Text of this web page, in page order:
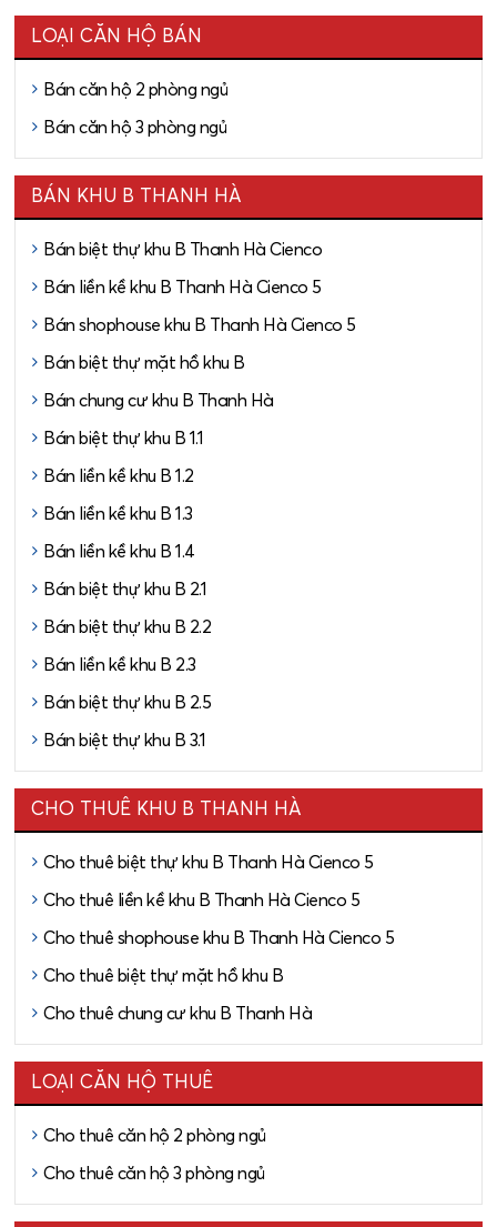
LOẠI CĂN HỘ BÁN
Bán căn hộ 2 phòng ngủ
Bán căn hộ 3 phòng ngủ
BÁN KHU B THANH HÀ
Bán biệt thự khu B Thanh Hà Cienco
Bán liền kề khu B Thanh Hà Cienco 5
Bán shophouse khu B Thanh Hà Cienco 5
Bán biệt thự mặt hồ khu B
Bán chung cư khu B Thanh Hà
Bán biệt thự khu B 1.1
Bán liền kề khu B 1.2
Bán liền kề khu B 1.3
Bán liền kề khu B 1.4
Bán biệt thự khu B 2.1
Bán biệt thự khu B 2.2
Bán liền kề khu B 2.3
Bán biệt thự khu B 2.5
Bán biệt thự khu B 3.1
CHO THUÊ KHU B THANH HÀ
Cho thuê biệt thự khu B Thanh Hà Cienco 5
Cho thuê liền kề khu B Thanh Hà Cienco 5
Cho thuê shophouse khu B Thanh Hà Cienco 5
Cho thuê biệt thự mặt hồ khu B
Cho thuê chung cư khu B Thanh Hà
LOẠI CĂN HỘ THUÊ
Cho thuê căn hộ 2 phòng ngủ
Cho thuê căn hộ 3 phòng ngủ